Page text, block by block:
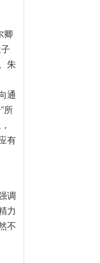
卿
朱
通
所
有
调
力
不